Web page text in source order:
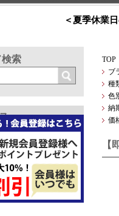
＜夏季休業
TOP
ブ
種
色
納
価
【